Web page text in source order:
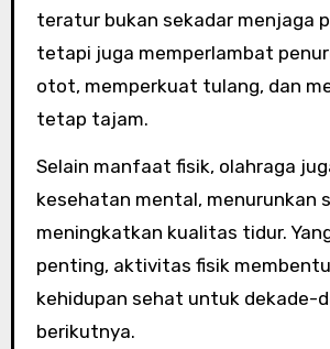
teratur bukan sekadar menjaga
tetapi juga memperlambat
otot, memperkuat tulang, dan
tetap tajam.
Selain manfaat fisik, olahraga
kesehatan mental, menurunkan
meningkatkan kualitas tidur.
penting, aktivitas fisik
kehidupan sehat untuk dekade-
berikutnya.